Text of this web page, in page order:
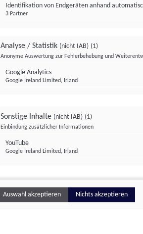
Identifikation von Endgeräten anhand
3 Partner
Analyse / Statistik (nicht IAB) (1)
Anonyme Auswertung zur Fehlerbehebung und
Google Analytics
Google Ireland Limited, Irland
Sonstige Inhalte (nicht IAB) (1)
Einbindung zusätzlicher Informationen
YouTube
Google Ireland Limited, Irland
Auswahl akzeptieren Nichts akzeptieren